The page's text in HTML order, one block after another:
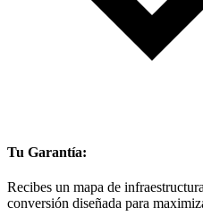
Tu Garantía:
Recibes un mapa de
conversión diseñada para